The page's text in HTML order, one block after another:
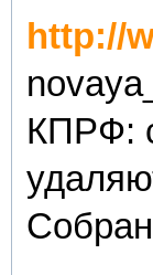
http://
КПРФ: